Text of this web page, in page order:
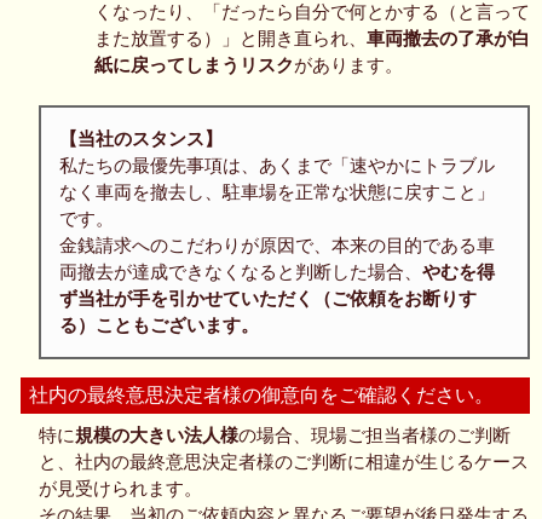
くなったり、「だったら自分で何とかする（と言って
また放置する）」と開き直られ、 車両撤去の了承が白
紙に戻ってしまうリスクがあります。
【当社のスタンス】
私たちの最優先事項は、あくまで「速やかにトラブル
なく車両を撤去し、駐車場を正常な状態に戻すこと」
です。
金銭請求へのこだわりが原因で、本来の目的である車
両撤去が達成できなくなると判断した場合、 やむを得
ず当社が手を引かせていただく（ご依頼をお断りす
る）こともございます。
社内の最終意思決定者様の御意向をご確認ください。
特に規模の大きい法人様の場合、現場ご担当者様のご判断
と、社内の最終意思決定者様のご判断に相違が生じるケース
が見受けられます。